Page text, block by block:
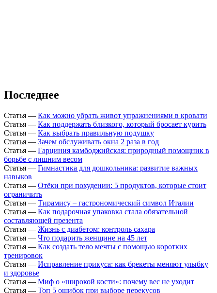
Последнее
Статья — Как можно убрать живот упражнениями в кровати
Статья — Как поддержать близкого, который бросает курить
Статья — Как выбрать правильную подушку
Статья — Зачем обслуживать окна 2 раза в год
Статья — Гарциния камбоджийская: природный помощник в
борьбе с лишним весом
Статья — Гимнастика для дошкольника: развитие важных
навыков
Статья — Отёки при похудении: 5 продуктов, которые стоит
ограничить
Статья — Тирамису – гастрономический символ Италии
Статья — Как подарочная упаковка стала обязательной
составляющей презента
Статья — Жизнь с диабетом: контроль сахара
Статья — Что подарить женщине на 45 лет
Статья — Как создать тело мечты с помощью коротких
тренировок
Статья — Исправление прикуса: как брекеты меняют улыбку
и здоровье
Статья — Миф о «широкой кости»: почему вес не уходит
Статья — Топ 5 ошибок при выборе перекусов